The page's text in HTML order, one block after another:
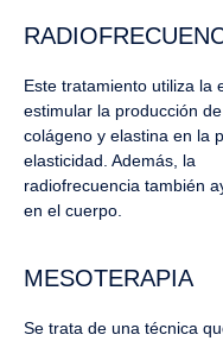
Este tratamiento utiliza la
estimular la producción de
colágeno y elastina en la
elasticidad. Además, la
radiofrecuencia también
en el cuerpo.
MESOTERAPIA
Se trata de una técnica